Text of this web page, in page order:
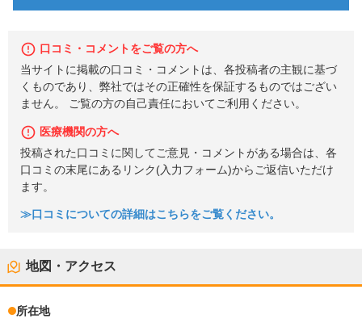
口コミ・コメントをご覧の方へ
当サイトに掲載の口コミ・コメントは、各投稿者の主観に基づ
くものであり、弊社ではその正確性を保証するものではござい
ません。 ご覧の方の自己責任においてご利用ください。
医療機関の方へ
投稿された口コミに関してご意見・コメントがある場合は、各
口コミの末尾にあるリンク(入力フォーム)からご返信いただけ
ます。
≫口コミについての詳細はこちらをご覧ください。
地図・アクセス
所在地